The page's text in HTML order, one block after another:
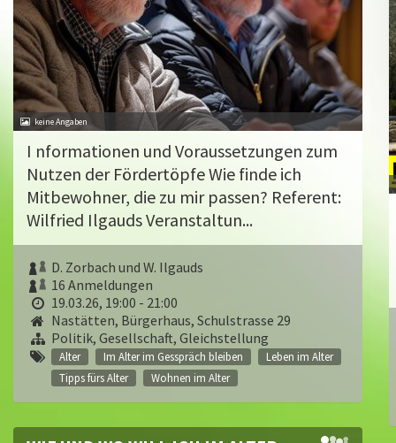
I nformationen und Voraussetzungen zum
Nutzen der Fördertöpfe Wie finde ich
Mitbewohner, die zu mir passen? Referent:
Wilfried Ilgauds Veranstaltun...
D. Zorbach und W. Ilgauds
16 Anmeldungen
19.03.26, 19:00 - 21:00
Nastätten, Bürgerhaus, Schulstrasse 29
Politik, Gesellschaft, Gleichstellung
Alter Im Alter im Gesspräch bleiben
Leben im Alter
Tipps fürs Alter
Wohnen im Alter